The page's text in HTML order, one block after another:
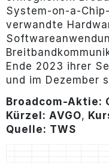
System-on-a-
verwandte
Ende 2023 ihrer
und im Dezember
Broadcom-Aktie:
Kürzel: AVGO,
Quelle: TWS